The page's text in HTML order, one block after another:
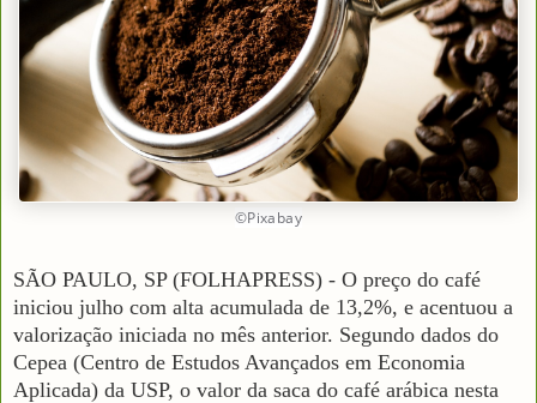
©Pixabay
SÃO PAULO, SP (FOLHAPRESS) - O preço do café
iniciou julho com alta acumulada de 13,2%, e acentuou a
valorização iniciada no mês anterior. Segundo dados do
Cepea (Centro de Estudos Avançados em Economia
Aplicada) da USP, o valor da saca do café arábica nesta